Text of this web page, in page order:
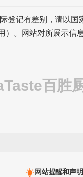
登记有差别，请以
）。网站对所展示信
百胜
网站提醒和声明